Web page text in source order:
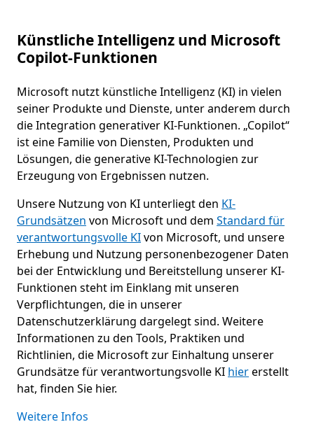
Künstliche Intelligenz und Microsoft
Copilot-Funktionen
Microsoft nutzt künstliche Intelligenz (KI) in vielen
seiner Produkte und Dienste, unter anderem durch
die Integration generativer KI-Funktionen. „Copilot“
ist eine Familie von Diensten, Produkten und
Lösungen, die generative KI-Technologien zur
Erzeugung von Ergebnissen nutzen.
Unsere Nutzung von KI unterliegt den KI-
Grundsätzen von Microsoft und dem Standard für
verantwortungsvolle KIvon Microsoft, und unsere
Erhebung und Nutzung personenbezogener Daten
bei der Entwicklung und Bereitstellung unserer KI-
Funktionen steht im Einklang mit unseren
Verpflichtungen, die in unserer
Datenschutzerklärung dargelegt sind. Weitere
Informationen zu den Tools, Praktiken und
Richtlinien, die Microsoft zur Einhaltung unserer
Grundsätze für verantwortungsvolle KI hiererstellt
hat, finden Sie hier.
Weitere Infos